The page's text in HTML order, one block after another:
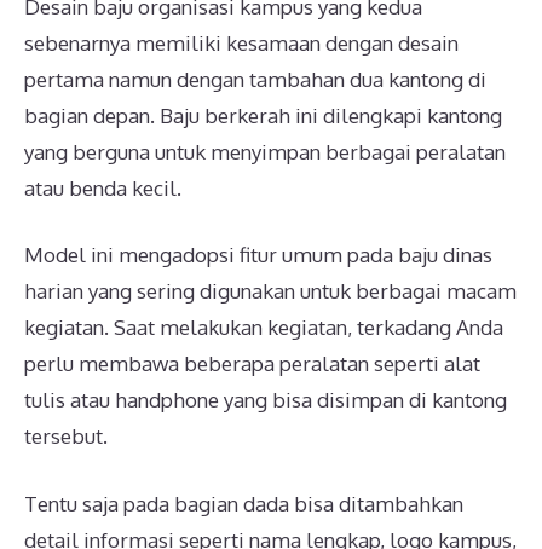
Desain baju organisasi kampus yang kedua
sebenarnya memiliki kesamaan dengan desain
pertama namun dengan tambahan dua kantong di
bagian depan. Baju berkerah ini dilengkapi kantong
yang berguna untuk menyimpan berbagai peralatan
atau benda kecil.
Model ini mengadopsi fitur umum pada baju dinas
harian yang sering digunakan untuk berbagai macam
kegiatan. Saat melakukan kegiatan, terkadang Anda
perlu membawa beberapa peralatan seperti alat
tulis atau handphone yang bisa disimpan di kantong
tersebut.
Tentu saja pada bagian dada bisa ditambahkan
detail informasi seperti nama lengkap, logo kampus,